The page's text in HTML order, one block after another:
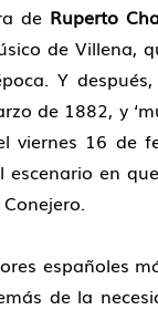
de Ruperto
de Villena,
Y
de 1882, y
viernes 16 de
en
españoles
de la